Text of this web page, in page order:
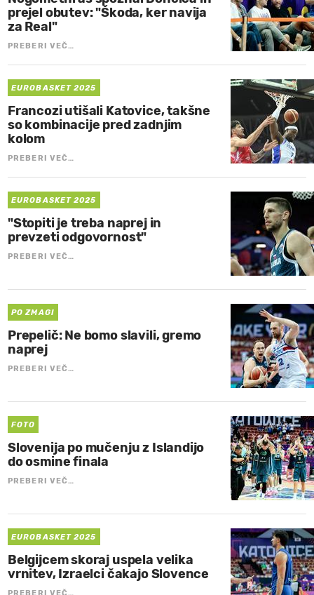
prejel obutev: "Škoda, ker navija
za Real"
PREBERI VEČ…
EUROBASKET 2025
Francozi utišali Katovice, takšne
so kombinacije pred zadnjim
kolom
PREBERI VEČ…
EUROBASKET 2025
"Stopiti je treba naprej in
prevzeti odgovornost"
PREBERI VEČ…
PO ZMAGI
Prepelič: Ne bomo slavili, gremo
naprej
PREBERI VEČ…
FOTO
Slovenija po mučenju z Islandijo
do osmine finala
PREBERI VEČ…
EUROBASKET 2025
Belgijcem skoraj uspela velika
vrnitev, Izraelci čakajo Slovence